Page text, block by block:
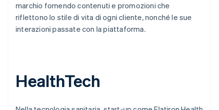
marchio fornendo contenuti e promozioni che
riflettono lo stile di vita di ogni cliente, nonché le sue
interazioni passate con la piattaforma.
HealthTech